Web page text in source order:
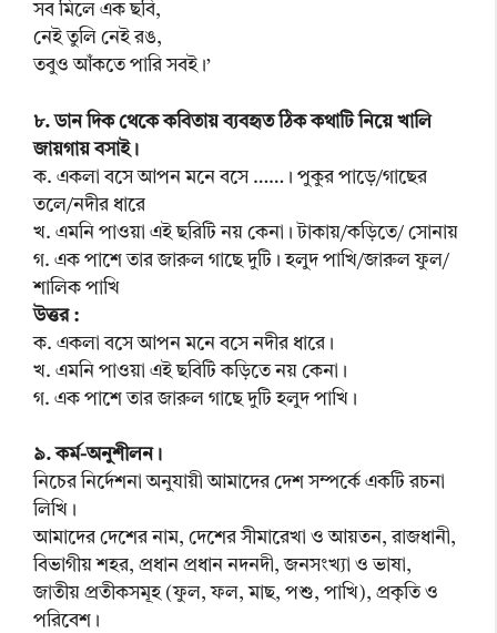
সব মিলে এক ছবি,
নেই তুলি নেই রঙ,
তবুও আঁকতে পারি সবই।’
৮. ডান দিক থেকে কবিতায় ব্যবহৃত ঠিক কথাটি নিয়ে খালি
জায়গায় বসাই।
ক. একলা বসে আপন মনে বসে ……। পুকুর পাড়ে/গাছের
তলে/নদীর ধারে
খ. এমনি পাওয়া এই ছরিটি নয় কেনা। টাকায়/কড়িতে/ সোনায়
গ. এক পাশে তার জারুল গাছে দুটি। হলুদ পাখি/জারুল ফুল/
শালিক পাখি
উত্তর :
ক. একলা বসে আপন মনে বসে নদীর ধারে।
খ. এমনি পাওয়া এই ছবিটি কড়িতে নয় কেনা।
গ. এক পাশে তার জারুল গাছে দুটি হলুদ পাখি।
৯. কর্ম-অনুশীলন।
নিচের নির্দেশনা অনুযায়ী আমাদের দেশ সম্পর্কে একটি রচনা
লিখি।
আমাদের দেশের নাম, দেশের সীমারেখা ও আয়তন, রাজধানী,
বিভাগীয় শহর, প্রধান প্রধান নদনদী, জনসংখ্যা ও ভাষা,
জাতীয় প্রতীকসমূহ (ফুল, ফল, মাছ, পশু, পাখি), প্রকৃতি ও
পরিবেশ।